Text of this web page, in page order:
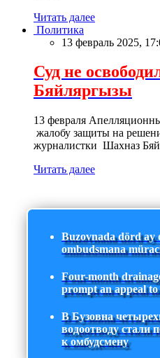
Читать далее
Политика
13 февраль 2025,
Суд не
Бяйляргызы
13 февраля
жалобу защиты на
журналистки Шахназ
Читать далее
Buzovnada dörd ay
ombudsmana
Four-month
prompt an appeal
В Бузовна
водоотводу стали
к омбудсмену